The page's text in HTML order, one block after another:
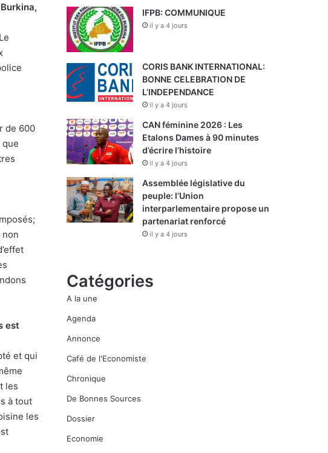
de 600
que
non
est
et qui
les
à tout
les
IFPB: COMMUNIQUE
il y a 4 jours
CORIS BANK INTERNATIONAL:
BONNE CELEBRATION DE
L’INDEPENDANCE
il y a 4 jours
CAN féminine 2026 : Les
Etalons Dames à 90 minutes
d’écrire l’histoire
il y a 4 jours
Assemblée législative du
peuple: l’Union
interparlementaire propose un
partenariat renforcé
il y a 4 jours
Catégories
A la une
Agenda
Annonce
Café de l'Economiste
Chronique
De Bonnes Sources
Dossier
Economie